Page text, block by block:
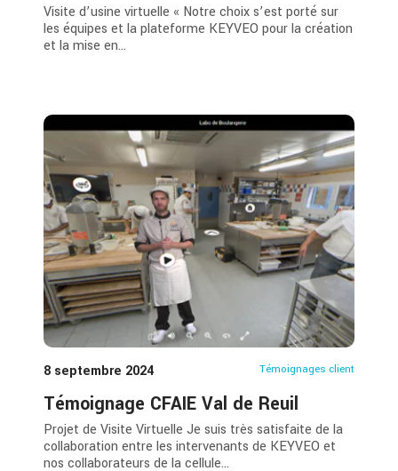
Visite d’usine virtuelle « Notre choix s’est porté sur
les équipes et la plateforme KEYVEO pour la création
et la mise en...
8 septembre 2024 Témoignages client
Témoignage CFAIE Val de Reuil
Projet de Visite Virtuelle Je suis très satisfaite de la
collaboration entre les intervenants de KEYVEO et
nos collaborateurs de la cellule...